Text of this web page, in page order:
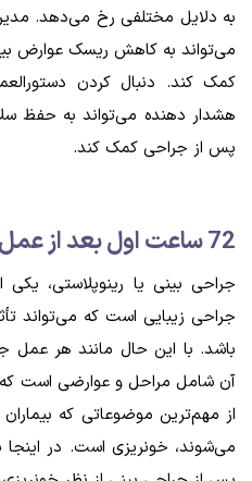
به دلایل مختلفی رخ می‌دهد.
می‌تواند به کاهش ریسک عوارض
کمک کند. دنبال کردن
هشدار دهنده می‌تواند به حفظ
پس از جراحی کمک کند.
72 ساعت اول بعد از عمل جراحی
جراحی بینی یا رینوپلاستی،
جراحی زیبایی است که می‌تواند
باشد. با این حال مانند هر عمل
آن شامل مراحل و عوارضی است
از مهم‌ترین موضوعاتی که